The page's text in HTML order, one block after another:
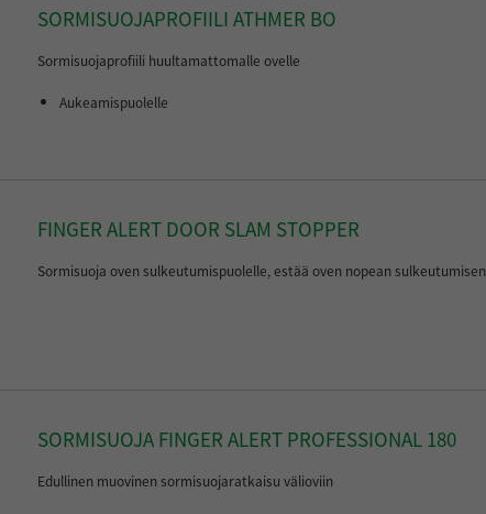
SORMISUOJAPROFIILI ATHMER BO
Sormisuojaprofiili huultamattomalle ovelle
Aukeamispuolelle
FINGER ALERT DOOR SLAM STOPPER
Sormisuoja oven sulkeutumispuolelle, estää oven nopean sulkeutumisen
SORMISUOJA FINGER ALERT PROFESSIONAL 180
Edullinen muovinen sormisuojaratkaisu välioviin